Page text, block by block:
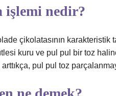
işlemi nedir?
çikolatasının karakteristik
kuru ve pul pul bir toz
arttıkça, pul pul toz